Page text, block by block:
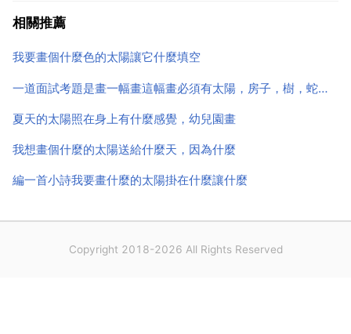
走墨書流年。4 畫江山，染紅塵 江山有夢，我為我試留
相關推薦
我要畫個什麼色的太陽讓它什麼填空
一道面試考題是畫一幅畫這幅畫必須有太陽，房子，樹，蛇，水池。我想知道這個考題
夏天的太陽照在身上有什麼感覺，幼兒園畫
我想畫個什麼的太陽送給什麼天，因為什麼
編一首小詩我要畫什麼的太陽掛在什麼讓什麼
Copyright 2018-2026 All Rights Reserved